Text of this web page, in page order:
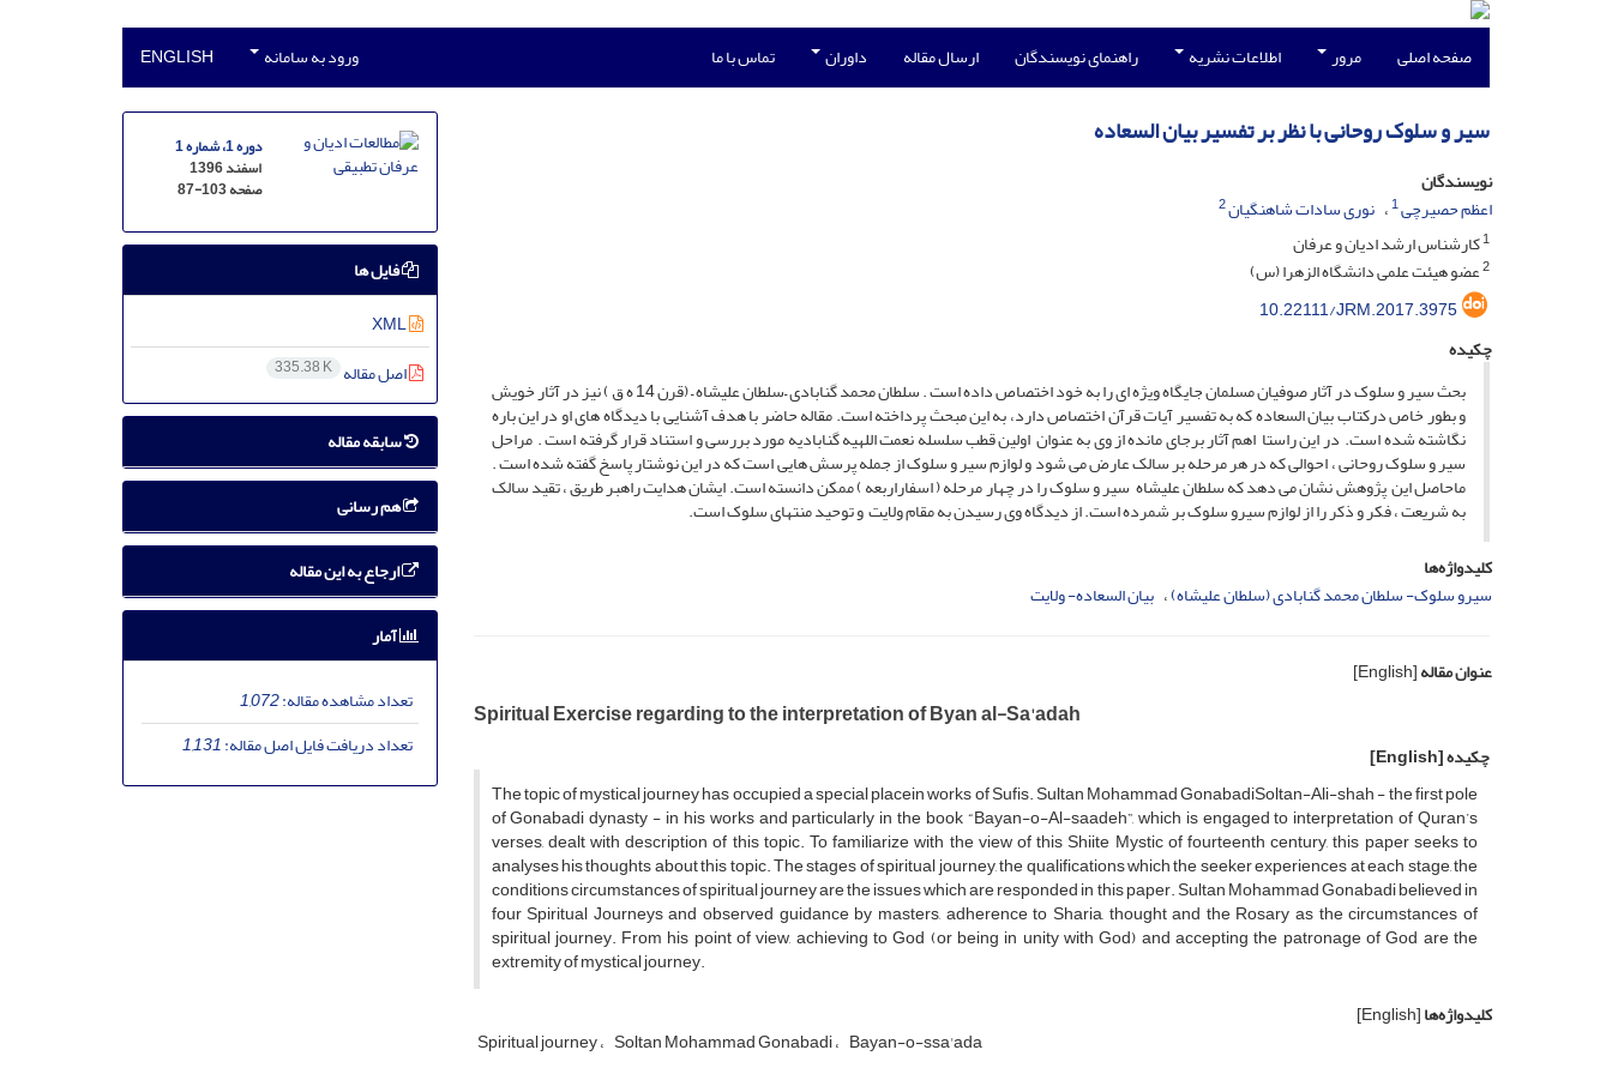
صفحه اصلی مرور اطلاعات نشریه راهنمای نویسندگان ارسال مقاله داوران تماس با ما ورود به سامانه ENGLISH
سیر و سلوک روحانی با نظر بر تفسیر بیان السعاده
نویسندگان
اعظم حصیرچی1 نوری سادات شاهنگیان2
1کارشناس ارشد ادیان و عرفان
2عضو هیئت علمی دانشگاه الزهرا (س)
10.22111/JRM.2017.3975
چکیده
بحث سیر و سلوک در آثار صوفیان مسلمان جایگاه ویژه ای را به خود اختصاص داده است . سلطان محمد گنابادی –سلطان علیشاه – (قرن 14 ه ق ) نیز در آثار خویش
و بطور خاص درکتاب بیان السعاده که به تفسیر آیات قرآن اختصاص دارد، به این مبحث پرداخته است. مقاله حاضر با هدف آشنایی با دیدگاه های او در این باره
نگاشته شده است. در این راستا اهم آثار برجای مانده از وی به عنوان اولین قطب سلسله نعمت اللهیه گنابادیه مورد بررسی و استناد قرار گرفته است . مراحل
سیر و سلوک روحانی ، احوالی که در هر مرحله بر سالک عارض می شود و لوازم سیر و سلوک از جمله پرسش هایی است که در این نوشتار پاسخ گفته شده است .
ماحاصل این پژوهش نشان می دهد که سلطان علیشاه سیر و سلوک را در چهار مرحله ( اسفاراربعه ) ممکن دانسته است. ایشان هدایت راهبر طریق ، تقید سالک
به شریعت ، فکر و ذکر را از لوازم سیرو سلوک بر شمرده است. از دیدگاه وی رسیدن به مقام ولایت و توحید منتهای سلوک است.
کلیدواژه‌ها
سیرو سلوک- سلطان محمد گنابادی (سلطان علیشاه) بیان السعاده- ولایت
عنوان مقاله[English]
Spiritual Exercise regarding to the interpretation of Byan al-Sa'adah
چکیده[English]
The topic of mystical journey has occupied a special placein works of Sufis. Sultan Mohammad GonabadiSoltan-Ali-shah - the first pole
of Gonabadi dynasty - in his works and particularly in the book “Bayan-o-Al-saadeh”, which is engaged to interpretation of Quran’s
verses, dealt with description of this topic. To familiarize with the view of this Shiite Mystic of fourteenth century, this paper seeks to
analyses his thoughts about this topic. The stages of spiritual journey, the qualifications which the seeker experiences at each stage, the
conditions circumstances of spiritual journey are the issues which are responded in this paper. Sultan Mohammad Gonabadi believed in
four Spiritual Journeys and observed guidance by masters, adherence to Sharia, thought and the Rosary as the circumstances of
spiritual journey. From his point of view, achieving to God (or being in unity with God) and accepting the patronage of God are the
extremity of mystical journey.
کلیدواژه‌ها[English]
Spiritual journey Soltan Mohammad Gonabadi Bayan-o-ssa'ada
دوره 1، شماره 1
اسفند 1396
صفحه87-103
فایل ها
XML
اصل مقاله 335.38 K
سابقه مقاله
هم رسانی
ارجاع به این مقاله
آمار
تعداد مشاهده مقاله:1,072
تعداد دریافت فایل اصل مقاله:1,131